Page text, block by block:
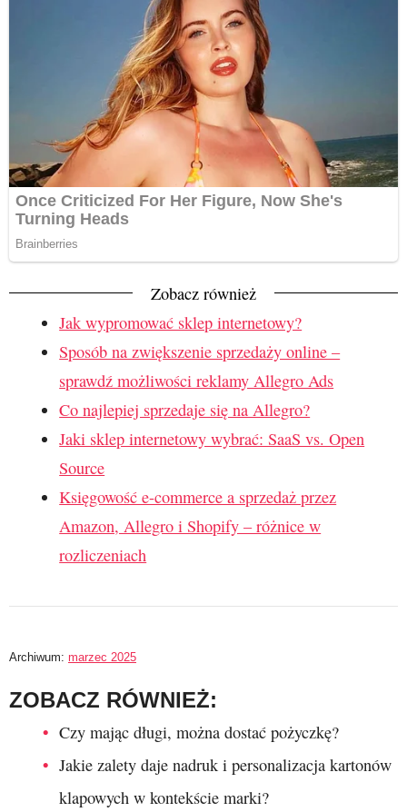
Zobacz również
Jak wypromować sklep internetowy?
Sposób na zwiększenie sprzedaży online –
sprawdź możliwości reklamy Allegro Ads
Co najlepiej sprzedaje się na Allegro?
Jaki sklep internetowy wybrać: SaaS vs. Open
Source
Księgowość e-commerce a sprzedaż przez
Amazon, Allegro i Shopify – różnice w
rozliczeniach
Archiwum: marzec 2025
ZOBACZ RÓWNIEŻ:
Czy mając długi, można dostać pożyczkę?
Jakie zalety daje nadruk i personalizacja kartonów
klapowych w kontekście marki?